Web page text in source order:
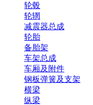
轮毂
轮辋
减震器总成
轮胎
备胎架
车架总成
车厢及附件
钢板弹簧及支架
横梁
纵梁